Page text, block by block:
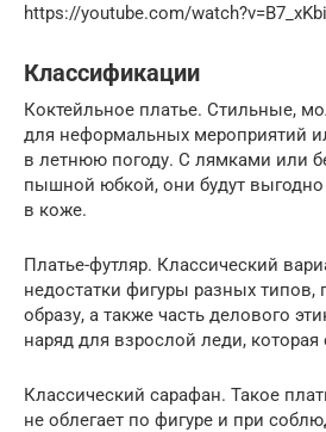
https://youtube.com/
Классификации
Коктейльное платье. Стильные,
для неформальных мероприятий
в летнюю погоду. С лямками или
пышной юбкой, они будут
в коже.
Платье-футляр. Классический
недостатки фигуры разных
образу, а также часть делового
наряд для взрослой леди, которая
Классический сарафан. Такое
не облегает по фигуре и при